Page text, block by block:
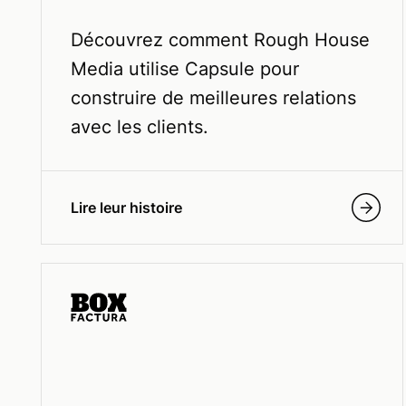
Découvrez comment Rough House
Media utilise Capsule pour
construire de meilleures relations
avec les clients.
Lire leur histoire